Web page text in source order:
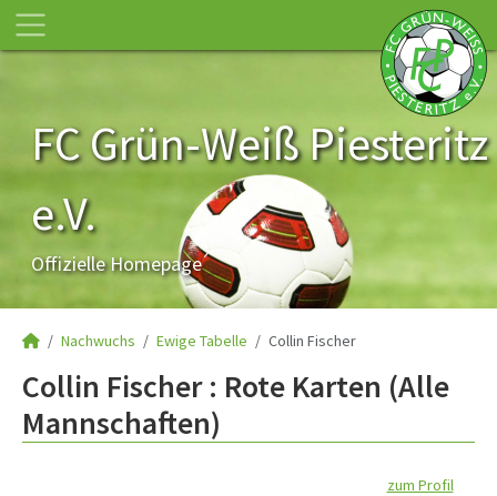
FC Grün-Weiß Piesteritz
e.V.
Offizielle Homepage
Nachwuchs Ewige Tabelle Collin Fischer
Collin Fischer : Rote Karten (Alle
Mannschaften)
zum Profil